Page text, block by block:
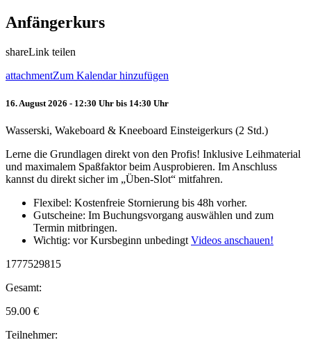
Anfängerkurs
shareLink teilen
attachmentZum Kalendar hinzufügen
16. August 2026 - 12:30 Uhr bis 14:30 Uhr
Wasserski, Wakeboard & Kneeboard Einsteigerkurs (2 Std.)
Lerne die Grundlagen direkt von den Profis! Inklusive Leihmaterial
und maximalem Spaßfaktor beim Ausprobieren. Im Anschluss
kannst du direkt sicher im „Üben-Slot“ mitfahren.
Flexibel: Kostenfreie Stornierung bis 48h vorher.
Gutscheine: Im Buchungsvorgang auswählen und zum
Termin mitbringen.
Wichtig: vor Kursbeginn unbedingt Videos anschauen!
1777529815
Gesamt:
59.00 €
Teilnehmer: